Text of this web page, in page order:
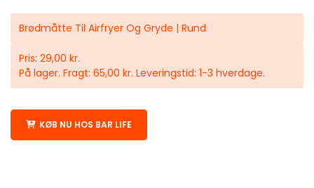
Brødmåtte Til Airfryer Og Gryde | Rund
Pris: 29,00 kr.
På lager. Fragt: 65,00 kr. Leveringstid: 1-3 hverdage.
KØB NU HOS BAR LIFE